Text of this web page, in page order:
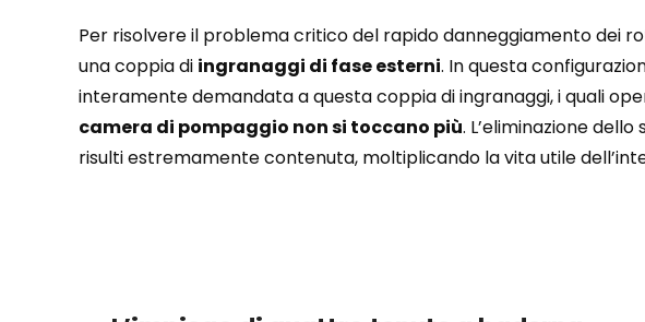
Per risolvere il problema critico del rapido danneggiamento dei
una coppia di ingranaggi di fase esterni. In questa
interamente demandata a questa coppia di ingranaggi, i quali
camera di pompaggio non si toccano più. L’eliminazione
risulti estremamente contenuta, moltiplicando la vita utile